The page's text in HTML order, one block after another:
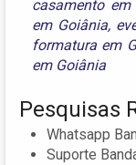
casamento em
em Goiânia,
formatura em
em Goiânia
Pesquisas
Whatsapp
Suporte